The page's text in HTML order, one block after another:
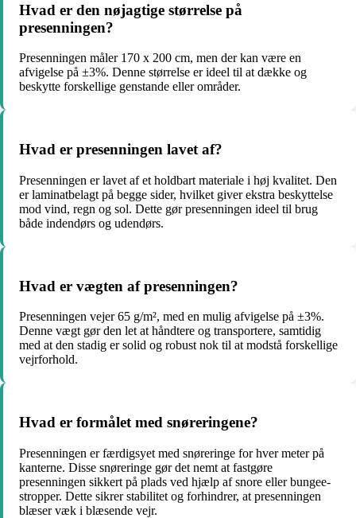
Hvad er den nøjagtige størrelse på
presenningen?
Presenningen måler 170 x 200 cm, men der kan være en
afvigelse på ±3%. Denne størrelse er ideel til at dække og
beskytte forskellige genstande eller områder.
Hvad er presenningen lavet af?
Presenningen er lavet af et holdbart materiale i høj kvalitet. Den
er laminatbelagt på begge sider, hvilket giver ekstra beskyttelse
mod vind, regn og sol. Dette gør presenningen ideel til brug
både indendørs og udendørs.
Hvad er vægten af presenningen?
Presenningen vejer 65 g/m², med en mulig afvigelse på ±3%.
Denne vægt gør den let at håndtere og transportere, samtidig
med at den stadig er solid og robust nok til at modstå forskellige
vejrforhold.
Hvad er formålet med snøreringene?
Presenningen er færdigsyet med snøreringe for hver meter på
kanterne. Disse snøreringe gør det nemt at fastgøre
presenningen sikkert på plads ved hjælp af snore eller bungee-
stropper. Dette sikrer stabilitet og forhindrer, at presenningen
blæser væk i blæsende vejr.